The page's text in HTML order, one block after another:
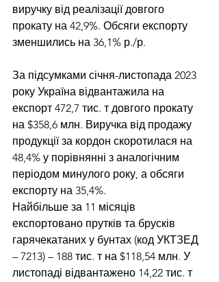
виручку від реалізації довгого
прокату на 42,9%. Обсяги експорту
зменшились на 36,1% р./р.
За підсумками січня-листопада 2023
року Україна відвантажила на
експорт 472,7 тис. т довгого прокату
на $358,6 млн. Виручка від продажу
продукції за кордон скоротилася на
48,4% у порівнянні з аналогічним
періодом минулого року, а обсяги
експорту на 35,4%.
Найбільше за 11 місяців
експортовано прутків та брусків
гарячекатаних у бунтах (код УКТЗЕД
– 7213) – 188 тис. т на $118,54 млн. У
листопаді відвантажено 14,22 тис. т